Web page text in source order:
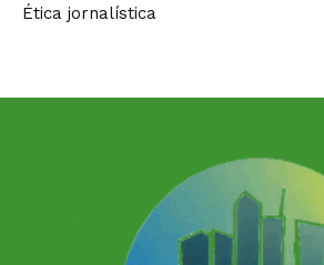
Ética jornalística